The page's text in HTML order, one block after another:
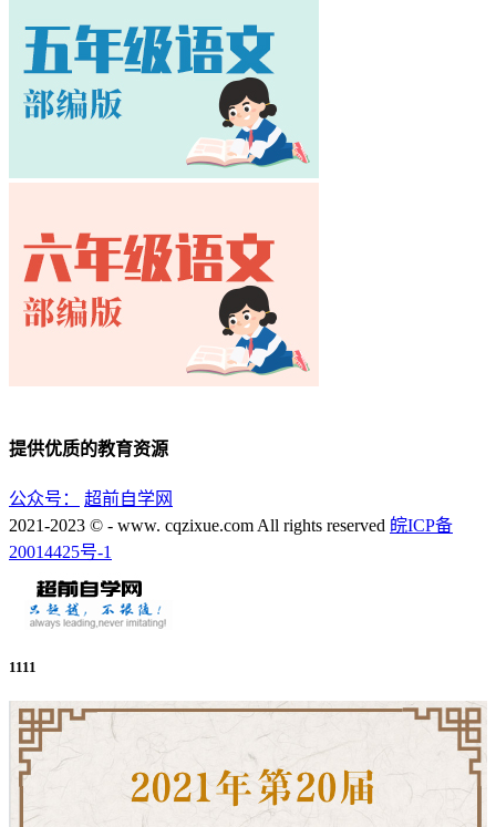
提供优质的教育资源
公众号：
超前自学网
2021-2023 © - www. cqzixue.com All rights reserved 皖ICP备
20014425号-1
1111